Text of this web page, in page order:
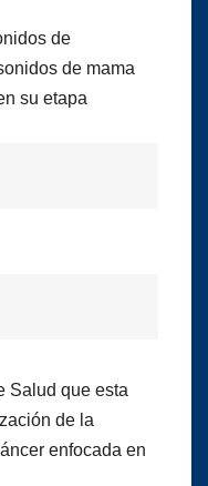
de
de mama
su etapa
Salud que esta
de la
enfocada en